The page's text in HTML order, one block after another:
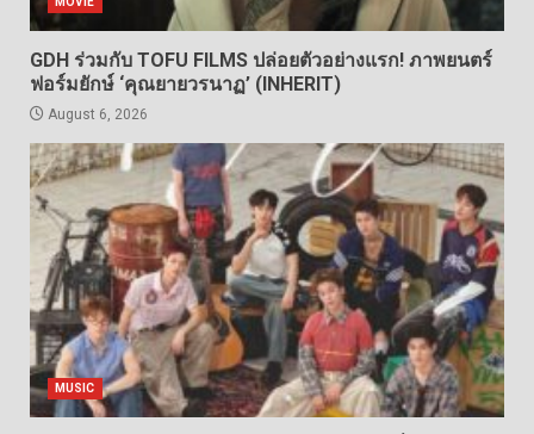
GDH ร่วมกับ TOFU FILMS ปล่อยตัวอย่างแรก! ภาพยนตร์
ฟอร์มยักษ์ ‘คุณยายวรนาฏ’ (INHERIT)
August 6, 2026
MUSIC